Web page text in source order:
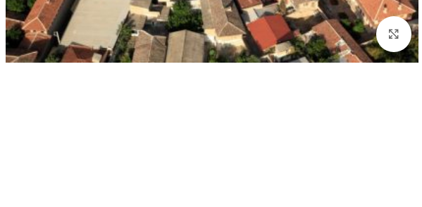
بزرگنمایی تصویر